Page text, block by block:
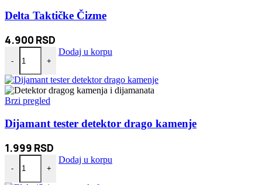
Delta Taktičke Čizme
4.900 RSD
-
Delta Taktičke Čizme količina
+
Dodaj u korpu
Brzi pregled
Dijamant tester detektor drago kamenje
1.999 RSD
-
Dijamant tester detektor drago kamenje količina
+
Dodaj u korpu